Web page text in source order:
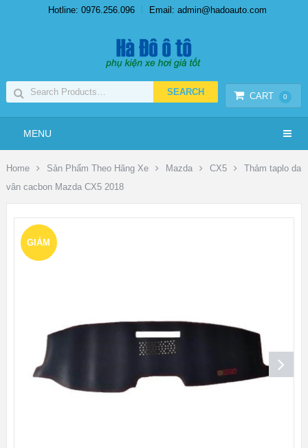
Hotline: 0976.256.096 Email: admin@hadoauto.com
CART 0
MENU
Home Sản Phẩm Theo Hãng Xe Mazda CX5
Thảm taplo da
vân cacbon Mazda CX5 2018
GIẢM